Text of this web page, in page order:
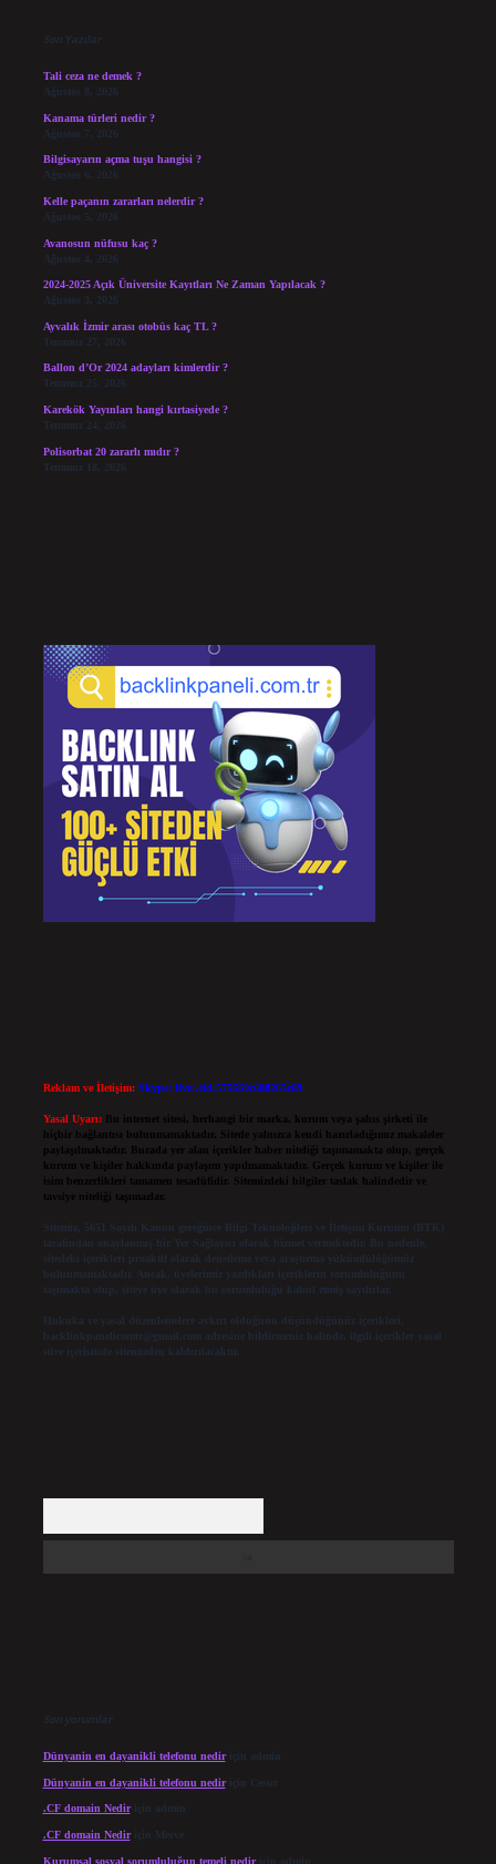
Son Yazılar
Tali ceza ne demek ?
Ağustos 8, 2026
Kanama türleri nedir ?
Ağustos 7, 2026
Bilgisayarın açma tuşu hangisi ?
Ağustos 6, 2026
Kelle paçanın zararları nelerdir ?
Ağustos 5, 2026
Avanosun nüfusu kaç ?
Ağustos 4, 2026
2024-2025 Açık Üniversite Kayıtları Ne Zaman Yapılacak ?
Ağustos 3, 2026
Ayvalık İzmir arası otobüs kaç TL ?
Temmuz 27, 2026
Ballon d’Or 2024 adayları kimlerdir ?
Temmuz 25, 2026
Karekök Yayınları hangi kırtasiyede ?
Temmuz 24, 2026
Polisorbat 20 zararlı mıdır ?
Temmuz 18, 2026
Reklam ve İletişim: Skype: live:.cid.575569c608265c69
Yasal Uyarı:
Bu internet sitesi, herhangi bir marka, kurum veya şahıs şirketi ile
hiçbir bağlantısı bulunmamaktadır. Sitede yalnızca kendi hazırladığımız makaleler
paylaşılmaktadır. Burada yer alan içerikler haber niteliği taşımamakta olup, gerçek
kurum ve kişiler hakkında paylaşım yapılmamaktadır. Gerçek kurum ve kişiler ile
isim benzerlikleri tamamen tesadüfidir. Sitemizdeki bilgiler taslak halindedir ve
tavsiye niteliği taşımazlar.
Sitemiz, 5651 Sayılı Kanun gereğince Bilgi Teknolojileri ve İletişim Kurumu (BTK)
tarafından onaylanmış bir Yer Sağlayıcı olarak hizmet vermektedir. Bu nedenle,
sitedeki içerikleri proaktif olarak denetleme veya araştırma yükümlülüğümüz
bulunmamaktadır. Ancak, üyelerimiz yazdıkları içeriklerin sorumluluğunu
taşımakta olup, siteye üye olarak bu sorumluluğu kabul etmiş sayılırlar.
Hukuka ve yasal düzenlemelere aykırı olduğunu düşündüğünüz içerikleri,
backlinkpanelicomtr@gmail.comadresine bildirmeniz halinde, ilgili içerikler yasal
süre içerisinde sitemizden kaldırılacaktır.
Son yorumlar
Dünyanin en dayanikli telefonu nediriçin admin
Dünyanin en dayanikli telefonu nediriçin Cesur
.CF domain Nediriçin admin
.CF domain Nediriçin Merve
Kurumsal sosyal sorumluluğun temeli nediriçin admin